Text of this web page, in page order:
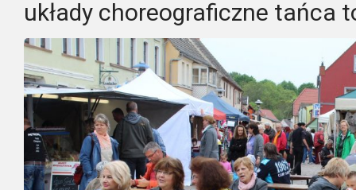
układy choreograficzne tańca